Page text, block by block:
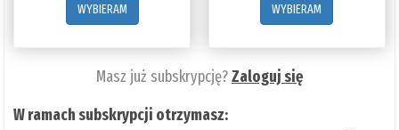
WYBIERAM
WYBIERAM
Masz już subskrypcję?Zaloguj się
W ramach subskrypcji otrzymasz: